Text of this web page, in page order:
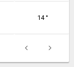
14 °